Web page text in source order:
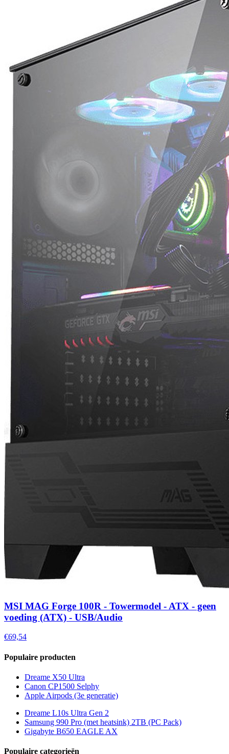
MSI MAG Forge 100R - Towermodel - ATX - geen
voeding (ATX) - USB/Audio
€69,54
Populaire producten
Dreame X50 Ultra
Canon CP1500 Selphy
Apple Airpods (3e generatie)
Dreame L10s Ultra Gen 2
Samsung 990 Pro (met heatsink) 2TB (PC Pack)
Gigabyte B650 EAGLE AX
Populaire categorieën